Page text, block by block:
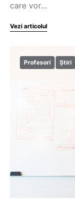
care vor…
Vezi articolul
Profesori Știri